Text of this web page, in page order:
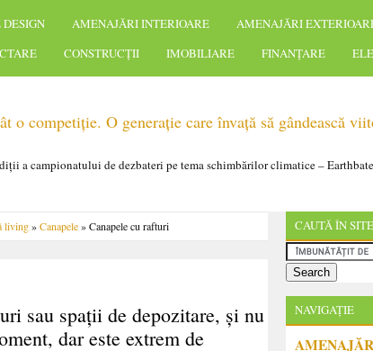
AMENAJĂRI INTERIOARE AMENAJĂRI
CONSTRUCȚII IMOBILIARE FINANȚARE
o competiție. O generație care învață să gândească
a campionatului de dezbateri pe tema schimbărilor climatice –
living»Canapele» Canapele cu rafturi
sau spații de depozitare, și nu
dar este extrem de
CAUTĂ ÎN SITE
NAVIGAȚIE